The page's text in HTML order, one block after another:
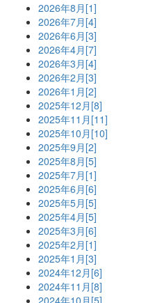
2026年8月[1]
2026年7月[4]
2026年6月[3]
2026年4月[7]
2026年3月[4]
2026年2月[3]
2026年1月[2]
2025年12月[8]
2025年11月[11]
2025年10月[10]
2025年9月[2]
2025年8月[5]
2025年7月[1]
2025年6月[6]
2025年5月[5]
2025年4月[5]
2025年3月[6]
2025年2月[1]
2025年1月[3]
2024年12月[6]
2024年11月[8]
2024年10月[5]